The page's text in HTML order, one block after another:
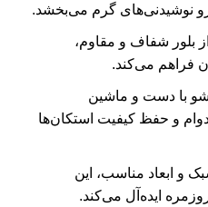
نوشیدنی‌های گرم می‌بخشد.
بلور شفاف و مقاوم،
فراهم می‌کند.
با دست و ماشین
و حفظ کیفیت استکان‌ها
و ابعاد مناسب، این
ایده‌آل می‌کند.